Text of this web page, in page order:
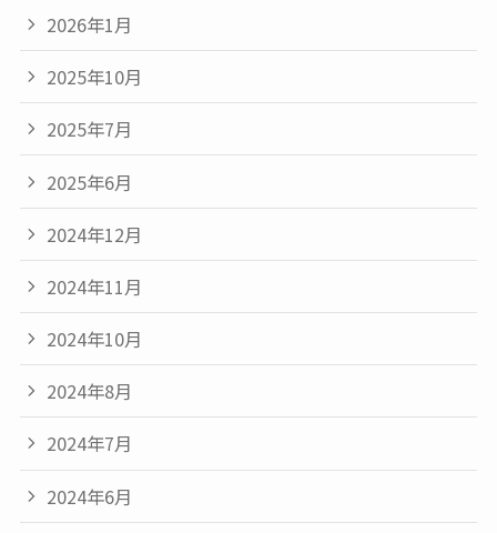
2026年1月
2025年10月
2025年7月
2025年6月
2024年12月
2024年11月
2024年10月
2024年8月
2024年7月
2024年6月